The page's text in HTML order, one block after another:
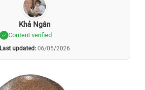
Khả Ngân
Content verified
Last updated:06/05/2026